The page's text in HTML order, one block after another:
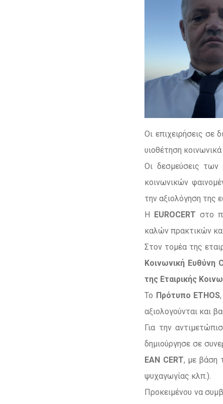
Οι επιχειρήσεις σε
υιοθέτηση
Οι δεσμεύσεις των
κοινωνικών
την αξιολόγηση της
Η EUROCERT στο
καλών πρακτικών
Στον τομέα της
Κοινωνική Ευθύνη
της Εταιρικής
Το Πρότυπο ETHOS
αξιολογούνται και
Για την
δημιούργησε σε
EAN CERT, με βάση
ψυχαγωγίας κλπ.).
Προκειμένου να